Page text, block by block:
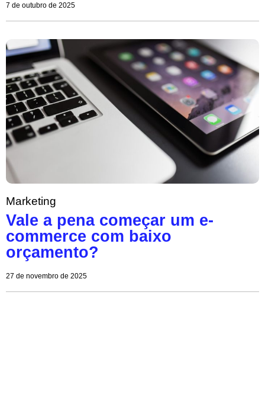
7 de outubro de 2025
Marketing
Vale a pena começar um e-
commerce com baixo
orçamento?
27 de novembro de 2025